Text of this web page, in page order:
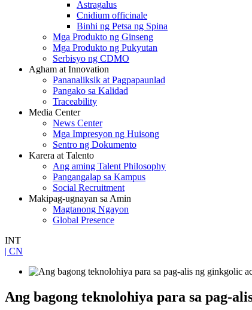
Astragalus
Cnidium officinale
Binhi ng Petsa ng Spina
Mga Produkto ng Ginseng
Mga Produkto ng Pukyutan
Serbisyo ng CDMO
Agham at Innovation
Pananaliksik at Pagpapaunlad
Pangako sa Kalidad
Traceability
Media Center
News Center
Mga Impresyon ng Huisong
Sentro ng Dokumento
Karera at Talento
Ang aming Talent Philosophy
Pangangalap sa Kampus
Social Recruitment
Makipag-ugnayan sa Amin
Magtanong Ngayon
Global Presence
INT
| CN
Ang bagong teknolohiya para sa pag-